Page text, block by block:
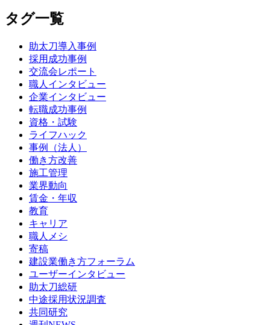
タグ一覧
助太刀導入事例
採用成功事例
交流会レポート
職人インタビュー
企業インタビュー
転職成功事例
資格・試験
ライフハック
事例（法人）
働き方改善
施工管理
業界動向
賃金・年収
教育
キャリア
職人メシ
寄稿
建設業働き方フォーラム
ユーザーインタビュー
助太刀総研
中途採用状況調査
共同研究